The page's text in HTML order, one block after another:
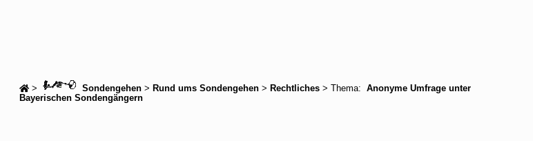
> Sondengehen > Rund ums Sondengehen > Rechtliches > Thema:
Anonyme Umfrage unter
Bayerischen Sondengängern